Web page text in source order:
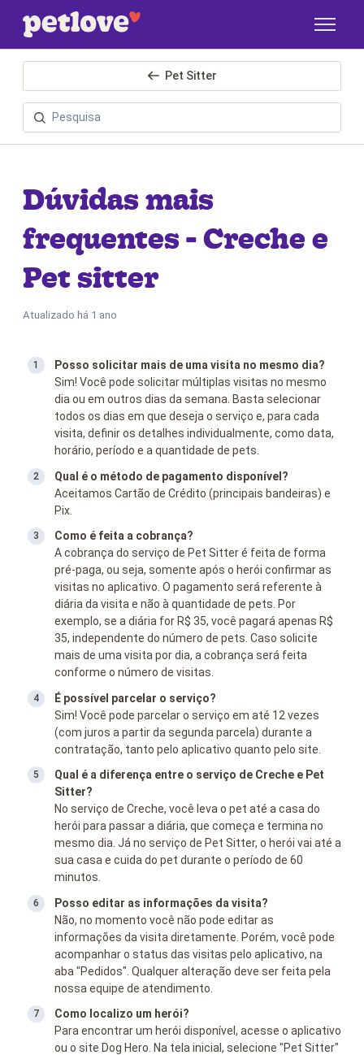
Pet Sitter
Dúvidas mais
frequentes - Creche e
Pet sitter
Atualizado há 1 ano
Posso solicitar mais de uma visita no mesmo dia?
Sim! Você pode solicitar múltiplas visitas no mesmo
dia ou em outros dias da semana. Basta selecionar
todos os dias em que deseja o serviço e, para cada
visita, definir os detalhes individualmente, como data,
horário, período e a quantidade de pets.
Qual é o método de pagamento disponível?
Aceitamos Cartão de Crédito (principais bandeiras) e
Pix.
Como é feita a cobrança?
A cobrança do serviço de Pet Sitter é feita de forma
pré-paga, ou seja, somente após o herói confirmar as
visitas no aplicativo. O pagamento será referente à
diária da visita e não à quantidade de pets. Por
exemplo, se a diária for R$ 35, você pagará apenas R$
35, independente do número de pets. Caso solicite
mais de uma visita por dia, a cobrança será feita
conforme o número de visitas.
É possível parcelar o serviço?
Sim! Você pode parcelar o serviço em até 12 vezes
(com juros a partir da segunda parcela) durante a
contratação, tanto pelo aplicativo quanto pelo site.
Qual é a diferença entre o serviço de Creche e Pet
Sitter?
No serviço de Creche, você leva o pet até a casa do
herói para passar a diária, que começa e termina no
mesmo dia. Já no serviço de Pet Sitter, o herói vai até a
sua casa e cuida do pet durante o período de 60
minutos.
Posso editar as informações da visita?
Não, no momento você não pode editar as
informações da visita diretamente. Porém, você pode
acompanhar o status das visitas pelo aplicativo, na
aba "Pedidos". Qualquer alteração deve ser feita pela
nossa equipe de atendimento.
Como localizo um herói?
Para encontrar um herói disponível, acesse o aplicativo
ou o site Dog Hero. Na tela inicial, selecione "Pet Sitter"